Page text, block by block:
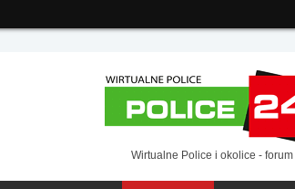
Wirtualne Police i okolice -